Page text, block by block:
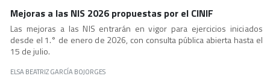
Mejoras a las NIS 2026 propuestas por el CINIF
Las mejoras a las NIS entrarán en vigor para ejercicios iniciados
desde el 1.° de enero de 2026, con consulta pública abierta hasta el
15 de julio.
ELSA BEATRIZ GARCÍA BOJORGES